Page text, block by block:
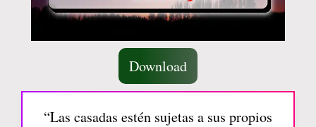
Download
“Las casadas estén sujetas a sus propios